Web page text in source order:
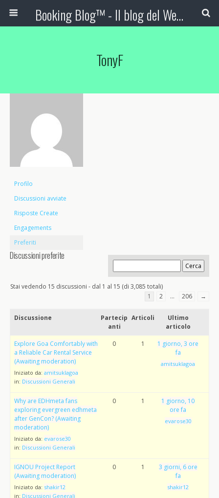
Booking Blog™ - Il blog del Web Marketing Turistico
TonyF
Profilo
Discussioni avviate
Risposte Create
Engagements
Preferiti
Discussioni preferite
Stai vedendo 15 discussioni - dal 1 al 15 (di 3,085 totali)
1
2 … 206 →
Discussione
Partecip
anti
Articoli
Ultimo
articolo
Explore Goa Comfortably with
a Reliable Car Rental Service
(Awaiting moderation)
Iniziato da: amitsuklagoa
in: Discussioni Generali
0 1
1 giorno, 3 ore
fa
amitsuklagoa
Why are EDHmeta fans
exploring evergreen edhmeta
after GenCon? (Awaiting
moderation)
Iniziato da: evarose30
in: Discussioni Generali
0 1
1 giorno, 10
ore fa
evarose30
IGNOU Project Report
(Awaiting moderation)
Iniziato da: shakir12
in: Discussioni Generali
0 1
3 giorni, 6 ore
fa
shakir12